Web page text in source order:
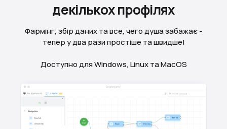
декiлькохпрофілях
Фармінг, збір даних та все, чего душа забажає -
тепер у два рази простіше та швидше!
Доступно для Windows, Linux та MacOS